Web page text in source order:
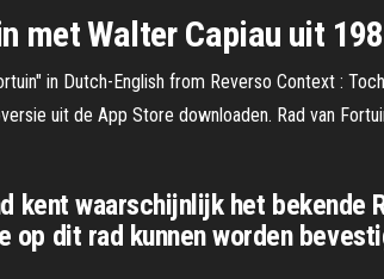
met Walter Capiau uit
in Dutch-English from Reverso Context :
uit de App Store downloaden. Rad van
kent waarschijnlijk het
op dit rad kunnen worden